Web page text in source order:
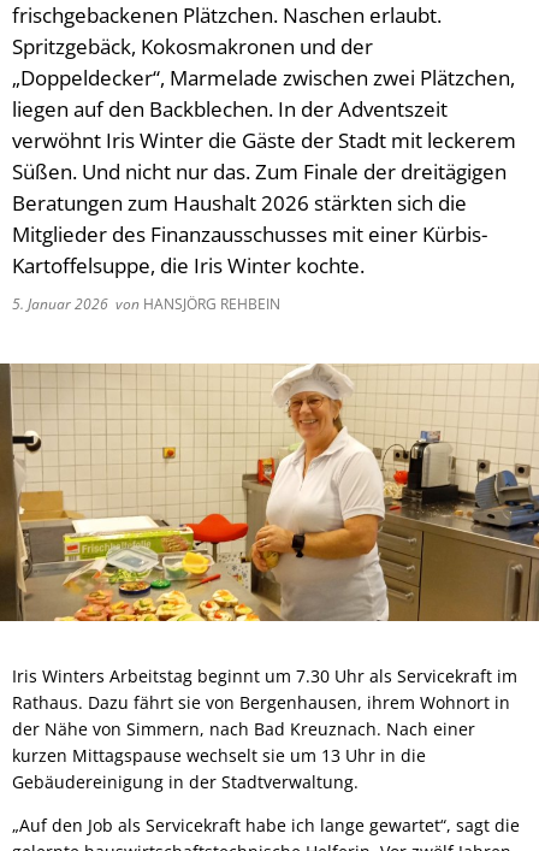
frischgebackenen Plätzchen. Naschen erlaubt.
Spritzgebäck, Kokosmakronen und der
„Doppeldecker“, Marmelade zwischen zwei Plätzchen,
liegen auf den Backblechen. In der Adventszeit
verwöhnt Iris Winter die Gäste der Stadt mit leckerem
Süßen. Und nicht nur das. Zum Finale der dreitägigen
Beratungen zum Haushalt 2026 stärkten sich die
Mitglieder des Finanzausschusses mit einer Kürbis-
Kartoffelsuppe, die Iris Winter kochte.
5. Januar 2026 von HANSJÖRG REHBEIN
Iris Winters Arbeitstag beginnt um 7.30 Uhr als Servicekraft im
Rathaus. Dazu fährt sie von Bergenhausen, ihrem Wohnort in
der Nähe von Simmern, nach Bad Kreuznach. Nach einer
kurzen Mittagspause wechselt sie um 13 Uhr in die
Gebäudereinigung in der Stadtverwaltung.
„Auf den Job als Servicekraft habe ich lange gewartet“, sagt die